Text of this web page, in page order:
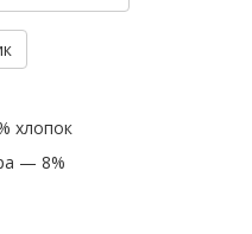
хлопок
— 8%